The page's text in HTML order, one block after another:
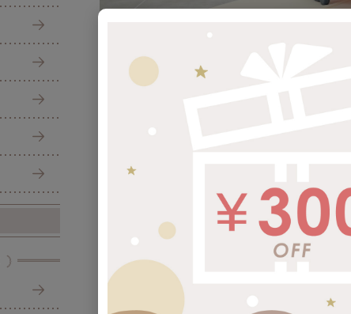
お部屋で遊ぶのに“ちょうどいい”コンパク